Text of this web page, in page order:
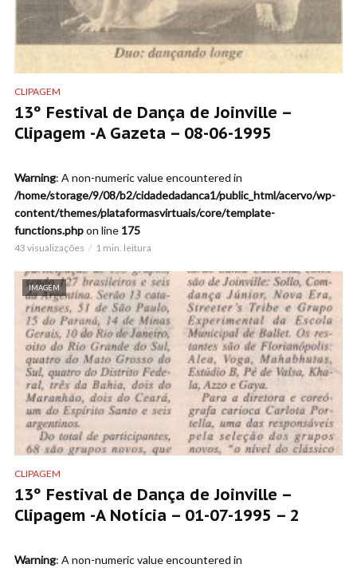
CLIPAGEM
13º Festival de Dança de Joinville –
Clipagem -A Gazeta – 08-06-1995
Warning: A non-numeric value encountered in
/home/storage/9/08/b2/cidadedadanca1/public_html/acervo/wp-
content/themes/plataformasvirtuais/core/template-
functions.phpon line 175
43 visualizações 1 min. leitura
IMAGEM
CLIPAGEM
13º Festival de Dança de Joinville –
Clipagem -A Notícia – 01-07-1995 – 2
Warning: A non-numeric value encountered in